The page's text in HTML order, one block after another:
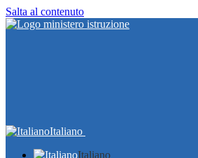
Salta al contenuto
Italiano
Italiano